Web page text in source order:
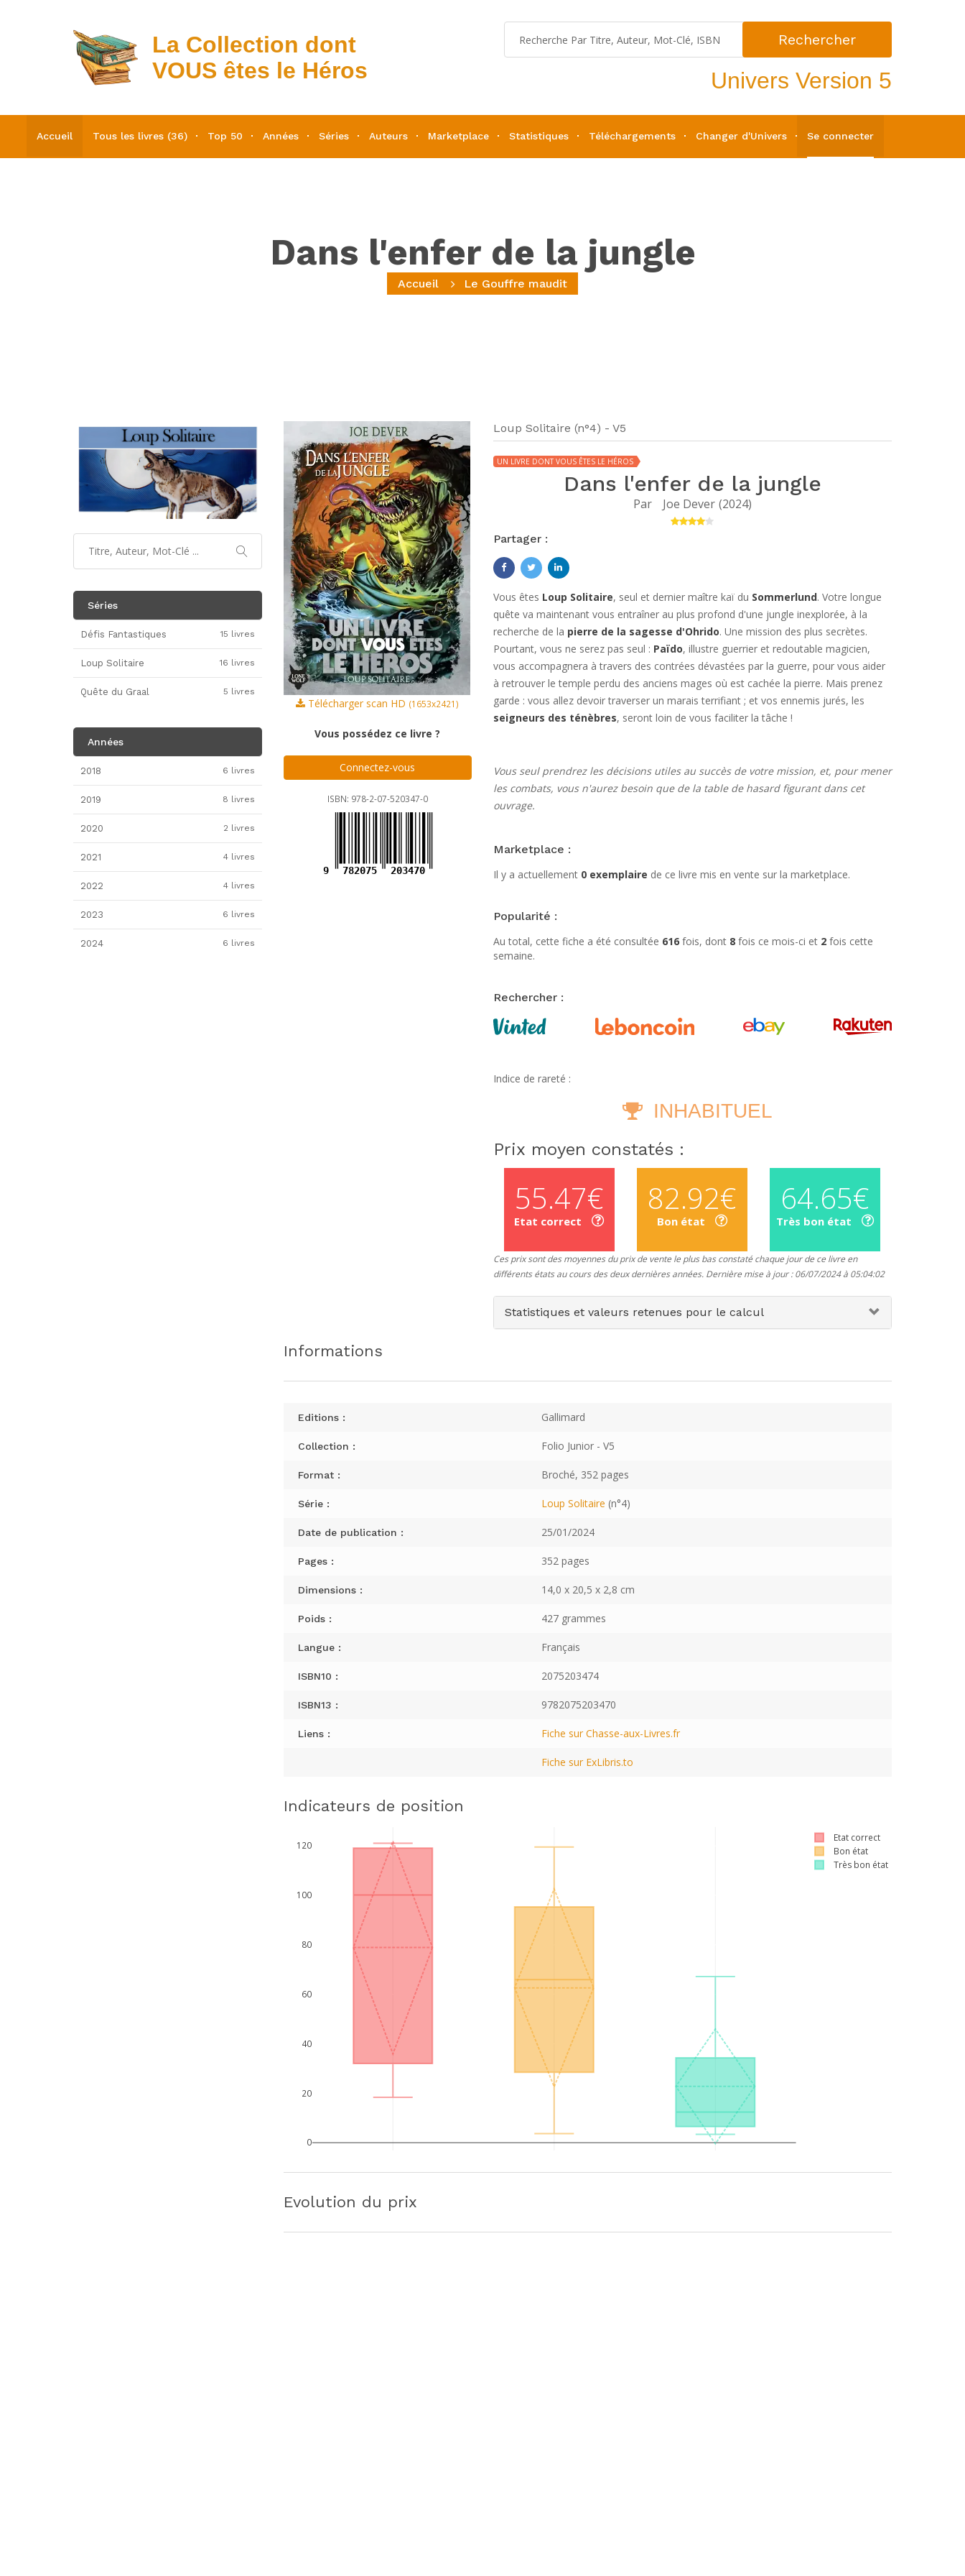
La Collection dont
VOUS êtes le Héros
Rechercher
Univers Version 5
Accueil Tous les livres (36) Top 50 Années Séries Auteurs Marketplace Statistiques Téléchargements Changer d'Univers Se connecter
Dans l'enfer de la jungle
Accueil Le Gouffre maudit
Télécharger scan HD (1653x2421)
Vous possédez ce livre ?
Connectez-vous
ISBN: 978-2-07-520347-0
9 782075 203470
Loup Solitaire (n°4) - V5
UN LIVRE DONT VOUS ÊTES LE HÉROS
Dans l'enfer de la jungle
Par Joe Dever (2024)
Partager :
Vous êtes Loup Solitaire, seul et dernier maître kaï du Sommerlund. Votre longue
quête va maintenant vous entraîner au plus profond d'une jungle inexplorée, à la
recherche de la pierre de la sagesse d'Ohrido. Une mission des plus secrètes.
Pourtant, vous ne serez pas seul : Païdo, illustre guerrier et redoutable magicien,
vous accompagnera à travers des contrées dévastées par la guerre, pour vous aider
à retrouver le temple perdu des anciens mages où est cachée la pierre. Mais prenez
garde : vous allez devoir traverser un marais terrifiant ; et vos ennemis jurés, les
seigneurs des ténèbres, seront loin de vous faciliter la tâche !
Vous seul prendrez les décisions utiles au succès de votre mission, et, pour mener
les combats, vous n'aurez besoin que de la table de hasard figurant dans cet
ouvrage.
Marketplace :
Il y a actuellement 0 exemplaire de ce livre mis en vente sur la marketplace.
Popularité :
Au total, cette fiche a été consultée 616fois, dont 8fois ce mois-ci et 2fois cette
semaine.
Rechercher :
Indice de rareté :
INHABITUEL
Prix moyen constatés :
55.47€
Etat correct
82.92€
Bon état
64.65€
Très bon état
Ces prix sont des moyennes du prix de vente le plus bas constaté chaque jour de ce livre en
différents états au cours des deux dernières années. Dernière mise à jour : 06/07/2024 à 05:04:02
Statistiques et valeurs retenues pour le calcul
Informations
Editions : Gallimard
Collection : Folio Junior - V5
Format : Broché, 352 pages
Série : Loup Solitaire (n°4)
Date de publication : 25/01/2024
Pages : 352 pages
Dimensions : 14,0 x 20,5 x 2,8 cm
Poids : 427 grammes
Langue : Français
ISBN10 : 2075203474
ISBN13 : 9782075203470
Liens : Fiche sur Chasse-aux-Livres.fr
Fiche sur ExLibris.to
Indicateurs de position
0
20
40
60
80
100
120
Etat correct
Bon état
Très bon état
Evolution du prix
Séries
Défis Fantastiques 15 livres
Loup Solitaire 16 livres
Quête du Graal 5 livres
Années
2018 6 livres
2019 8 livres
2020 2 livres
2021 4 livres
2022 4 livres
2023 6 livres
2024 6 livres